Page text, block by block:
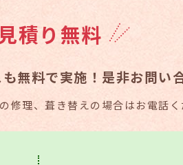
積り無料
無料で実施！ 是非お問い
修理、葺き替えの場合はお電話く